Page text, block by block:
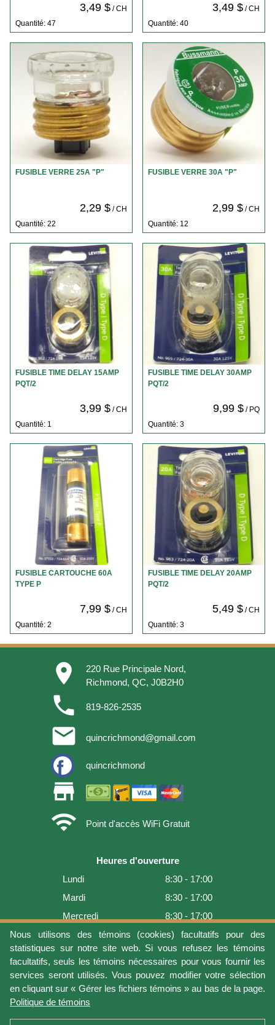
Nous utilisons des témoins (cookies) facultatifs pour des
statistiques sur notre site web. Si vous refusez les témoins
facultatifs, seuls les témoins nécessaires pour vous fournir les
services seront utilisés. Vous pouvez modifier votre sélection
en cliquant sur « Gérer les fichiers témoins » au bas de la page.
Politique de témoins
3,49 $/ CH
Quantité: 47
3,49 $/ CH
Quantité: 40
FUSIBLE VERRE 25A "P"
2,29 $/ CH
Quantité: 22
FUSIBLE VERRE 30A "P"
2,99 $/ CH
Quantité: 12
FUSIBLE TIME DELAY 15AMP
PQT/2
3,99 $/ CH
Quantité: 1
FUSIBLE TIME DELAY 30AMP
PQT/2
9,99 $/ PQ
Quantité: 3
FUSIBLE CARTOUCHE 60A
TYPE P
7,99 $/ CH
Quantité: 2
FUSIBLE TIME DELAY 20AMP
PQT/2
5,49 $/ CH
Quantité: 3
place
220 Rue Principale Nord,
Richmond, QC, J0B2H0
phone 819-826-2535
email quincrichmond@gmail.com
quincrichmond
store
wifi
Point d'accès WiFi Gratuit
Heures d'ouverture
Lundi
8:30 - 17:00
Mardi
8:30 - 17:00
Mercredi
8:30 - 17:00
Jeudi
8:30 - 17:00
Vendredi
8:30 - 17:00
Samedi
9:00 - 16:00
Dimanche
Fermé